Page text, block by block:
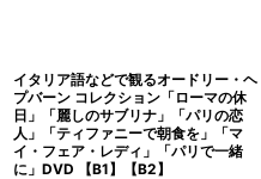
イタリア語などで観るオードリー・ヘ
プバーン コレクション「ローマの休
日」「麗しのサブリナ」「パリの恋
人」「ティファニーで朝食を」「マ
イ・フェア・レディ」「パリで一緒
に」DVD 【B1】【B2】